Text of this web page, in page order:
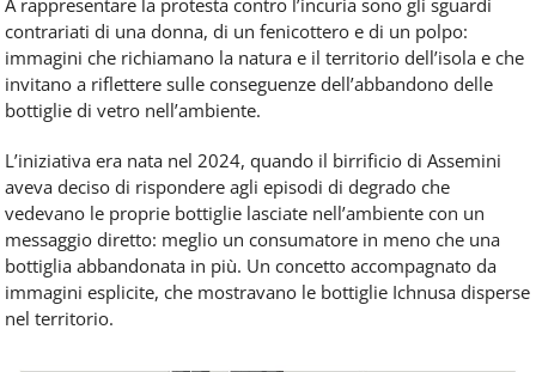
A rappresentare la protesta contro l’incuria sono gli sguardi
contrariati di una donna, di un fenicottero e di un polpo:
immagini che richiamano la natura e il territorio dell’isola e che
invitano a riflettere sulle conseguenze dell’abbandono delle
bottiglie di vetro nell’ambiente.
L’iniziativa era nata nel 2024, quando il birrificio di Assemini
aveva deciso di rispondere agli episodi di degrado che
vedevano le proprie bottiglie lasciate nell’ambiente con un
messaggio diretto: meglio un consumatore in meno che una
bottiglia abbandonata in più. Un concetto accompagnato da
immagini esplicite, che mostravano le bottiglie Ichnusa disperse
nel territorio.